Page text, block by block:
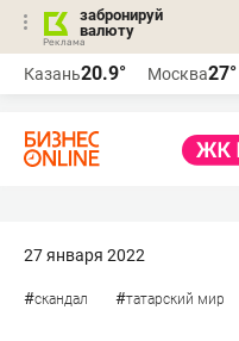
забронируй
валюту
Казань20.9° Москва27°
27 января 2022
#скандал #татарский мир